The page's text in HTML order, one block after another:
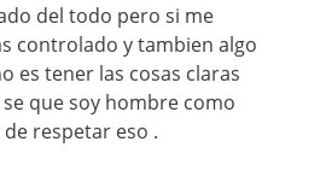
del todo pero si me
controlado y tambien algo
es tener las cosas claras
que soy hombre como
respetar eso .